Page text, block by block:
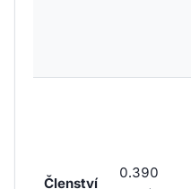
Členství
0.390